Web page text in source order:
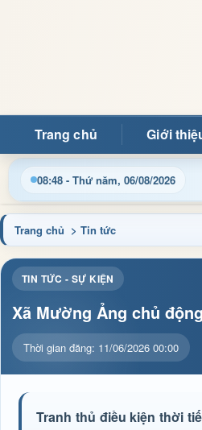
Trang chủ Giới
08:48 - Thứ năm, 06/08/2026
thông tin điều hành, thủ tục
Trang chủ > Tin tức
TIN TỨC - SỰ KIỆN
Xã Mường Ảng chủ
Thời gian đăng: 11/06/2026 00:00
Tranh thủ điều kiện thời